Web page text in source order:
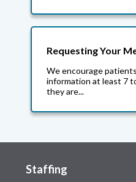
Requesting Your
We encourage
information at least 7
they are...
Staffing